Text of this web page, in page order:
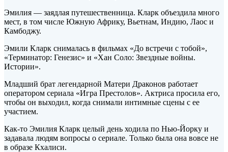
Эмилия — заядлая путешественница. Кларк объездила много
мест, в том числе Южную Африку, Вьетнам, Индию, Лаос и
Камбоджу.
Эмили Кларк снималась в фильмах «До встречи с тобой»,
«Терминатор: Генезис» и «Хан Соло: Звездные войны.
Истории».
Младший брат легендарной Матери Драконов работает
оператором сериала «Игра Престолов». Актриса просила его,
чтобы он выходил, когда снимали интимные сцены с ее
участием.
Как-то Эмилия Кларк целый день ходила по Нью-Йорку и
задавала людям вопросы о сериале. Только была она вовсе не
в образе Кхалиси.